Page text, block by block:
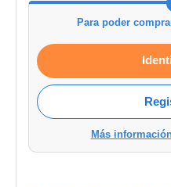
Para poder
Más